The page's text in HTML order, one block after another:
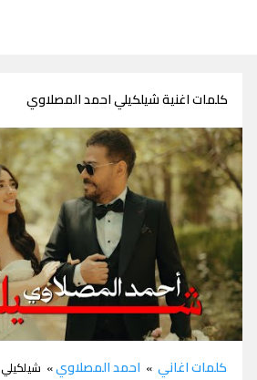
كلمات اغنية شيلكيلي احمد المصلاوي
كلمات اغاني » احمد المصلاوي» شيلكيلي